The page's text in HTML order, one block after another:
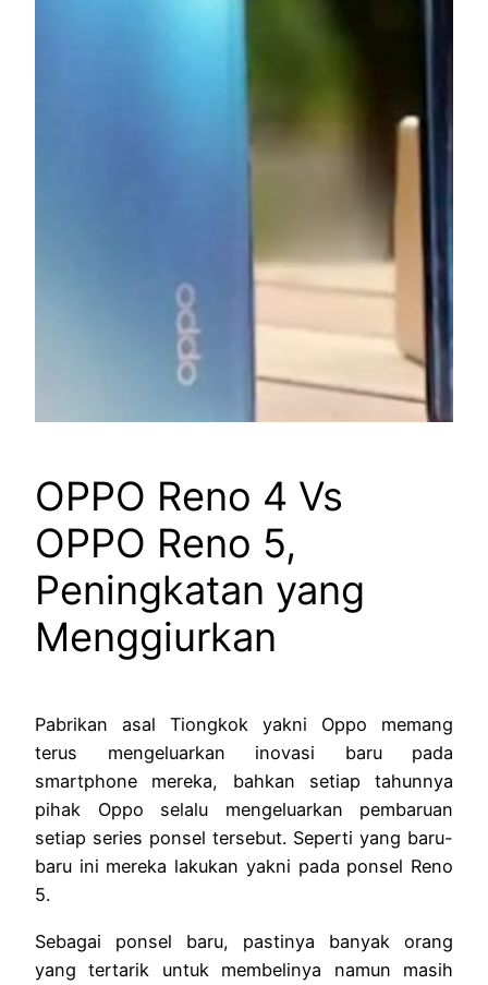
OPPO Reno 4 Vs
OPPO Reno 5,
Peningkatan yang
Menggiurkan
Pabrikan asal Tiongkok yakni Oppo memang
terus mengeluarkan inovasi baru pada
smartphone mereka, bahkan setiap tahunnya
pihak Oppo selalu mengeluarkan pembaruan
setiap series ponsel tersebut. Seperti yang baru-
baru ini mereka lakukan yakni pada ponsel Reno
5.
Sebagai ponsel baru, pastinya banyak orang
yang tertarik untuk membelinya namun masih